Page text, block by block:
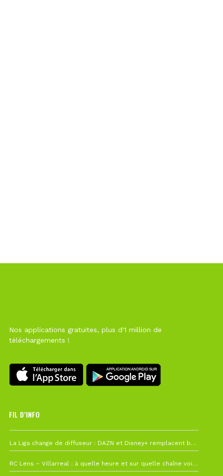
Nos applications gratuites, plus d'1 million de
téléchargements !
FIL D’INFO
La Liga change de diffuseur : DAZN et Disney+ remplacent beIN Sports !
RC Lens – Villarreal : à quelle heure et sur quelle chaîne voir la finale de la Como Cup ?